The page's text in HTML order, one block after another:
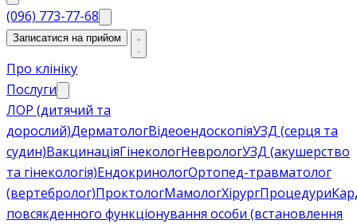
(096) 773-77-68
Записатися на прийом
Про клініку
Послуги
ЛОР (дитячий та
дорослий)ДерматологВідеоендоскопіяУЗД (серця та
судин)ВакцинаціяГінекологНеврологУЗД (акушерство
та гінекологія)ЕндокринологОртопед-травматолог
(вертебролог)ПроктологМамологХірургПроцедури
повсякденного функціонування особи (встановлення